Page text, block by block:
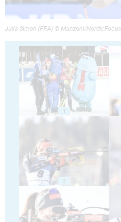
Julia Simon (FRA) © Manzoni/NordicFocus
1
3